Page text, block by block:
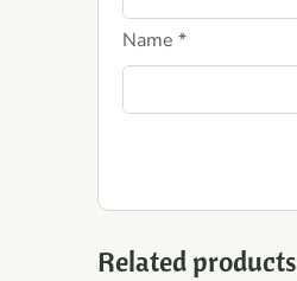
Name *
Related products